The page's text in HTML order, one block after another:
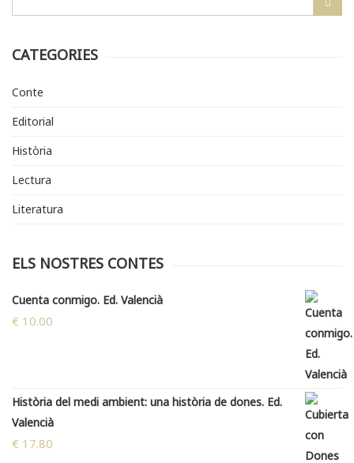
CATEGORIES
Conte
Editorial
Història
Lectura
Literatura
ELS NOSTRES CONTES
Cuenta conmigo. Ed. Valencià
€ 10.00
Història del medi ambient: una història de dones. Ed.
Valencià
€ 17.80